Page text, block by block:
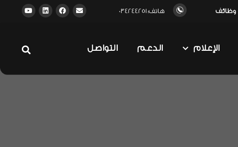
وظائف هاتف: 034244251
الإعلام الدعم التواصل